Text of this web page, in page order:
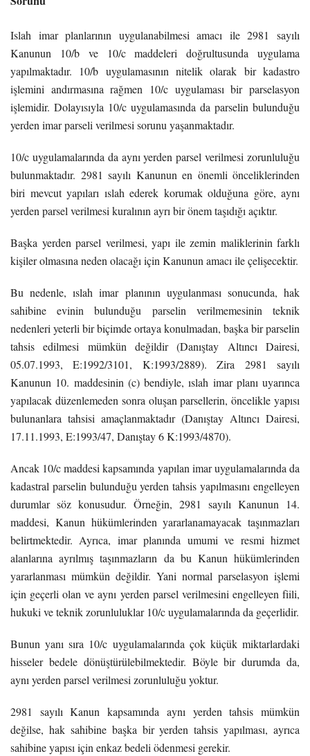
Islah imar planlarının uygulanabilmesi amacı ile 2981 sayılı
Kanunun 10/b ve 10/c maddeleri doğrultusunda uygulama
yapılmaktadır. 10/b uygulamasının nitelik olarak bir kadastro
işlemini andırmasına rağmen 10/c uygulaması bir parselasyon
işlemidir. Dolayısıyla 10/c uygulamasında da parselin bulunduğu
yerden imar parseli verilmesi sorunu yaşanmaktadır.
10/c uygulamalarında da aynı yerden parsel verilmesi zorunluluğu
bulunmaktadır. 2981 sayılı Kanunun en önemli önceliklerinden
biri mevcut yapıları ıslah ederek korumak olduğuna göre, aynı
yerden parsel verilmesi kuralının ayrı bir önem taşıdığı açıktır.
Başka yerden parsel verilmesi, yapı ile zemin maliklerinin farklı
kişiler olmasına neden olacağı için Kanunun amacı ile çelişecektir.
Bu nedenle, ıslah imar planının uygulanması sonucunda, hak
sahibine evinin bulunduğu parselin verilmemesinin teknik
nedenleri yeterli bir biçimde ortaya konulmadan, başka bir parselin
tahsis edilmesi mümkün değildir (Danıştay Altıncı Dairesi,
05.07.1993, E:1992/3101, K:1993/2889). Zira 2981 sayılı
Kanunun 10. maddesinin (c) bendiyle, ıslah imar planı uyarınca
yapılacak düzenlemeden sonra oluşan parsellerin, öncelikle yapısı
bulunanlara tahsisi amaçlanmaktadır (Danıştay Altıncı Dairesi,
17.11.1993, E:1993/47, Danıştay 6 K:1993/4870).
Ancak 10/c maddesi kapsamında yapılan imar uygulamalarında da
kadastral parselin bulunduğu yerden tahsis yapılmasını engelleyen
durumlar söz konusudur. Örneğin, 2981 sayılı Kanunun 14.
maddesi, Kanun hükümlerinden yararlanamayacak taşınmazları
belirtmektedir. Ayrıca, imar planında umumi ve resmi hizmet
alanlarına ayrılmış taşınmazların da bu Kanun hükümlerinden
yararlanması mümkün değildir. Yani normal parselasyon işlemi
için geçerli olan ve aynı yerden parsel verilmesini engelleyen fiili,
hukuki ve teknik zorunluluklar 10/c uygulamalarında da geçerlidir.
Bunun yanı sıra 10/c uygulamalarında çok küçük miktarlardaki
hisseler bedele dönüştürülebilmektedir. Böyle bir durumda da,
aynı yerden parsel verilmesi zorunluluğu yoktur.
2981 sayılı Kanun kapsamında aynı yerden tahsis mümkün
değilse, hak sahibine başka bir yerden tahsis yapılması, ayrıca
sahibine yapısı için enkaz bedeli ödenmesi gerekir.